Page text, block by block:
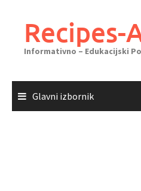
sadržajaRecipes-
Informativno – Edukacijski
Glavni izbornik